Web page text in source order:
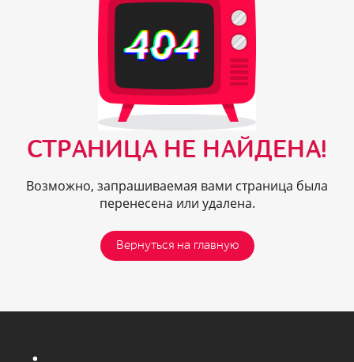
СТРАНИЦА НЕ НАЙДЕНА!
Возможно, запрашиваемая вами страница была
перенесена или удалена.
Вернуться на главную